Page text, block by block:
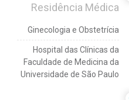
Residência Médica
Ginecologia e Obstetrícia
Hospital das Clínicas da
Faculdade de Medicina da
Universidade de São Paulo